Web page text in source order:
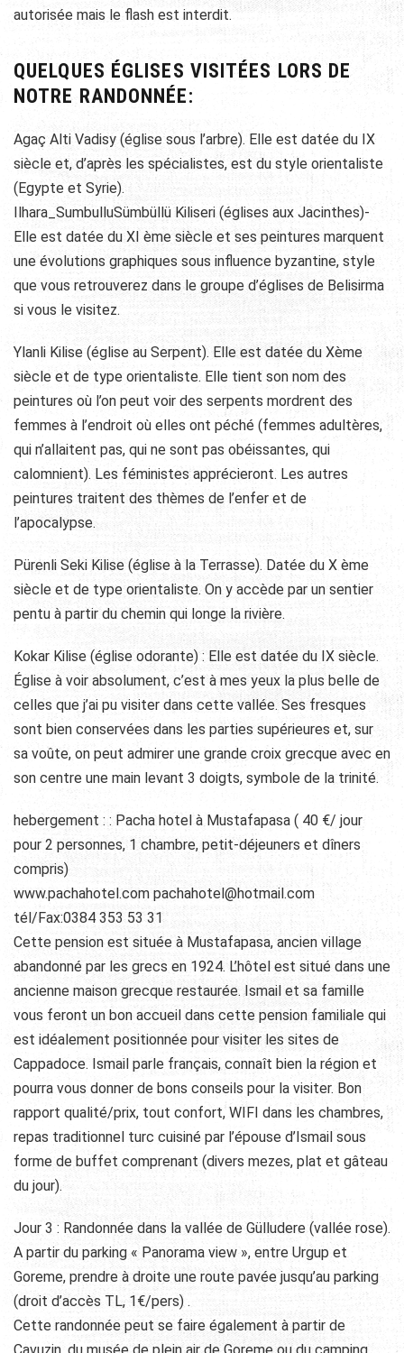
autorisée mais le flash est interdit.
QUELQUES ÉGLISES VISITÉES LORS DE
NOTRE RANDONNÉE:
Agaç Alti Vadisy (église sous l’arbre). Elle est datée du IX
siècle et, d’après les spécialistes, est du style orientaliste
(Egypte et Syrie).
Ilhara_SumbulluSümbüllü Kiliseri (églises aux Jacinthes)-
Elle est datée du XI ème siècle et ses peintures marquent
une évolutions graphiques sous influence byzantine, style
que vous retrouverez dans le groupe d’églises de Belisirma
si vous le visitez.
Ylanli Kilise (église au Serpent). Elle est datée du Xème
siècle et de type orientaliste. Elle tient son nom des
peintures où l’on peut voir des serpents mordrent des
femmes à l’endroit où elles ont péché (femmes adultères,
qui n’allaitent pas, qui ne sont pas obéissantes, qui
calomnient). Les féministes apprécieront. Les autres
peintures traitent des thèmes de l’enfer et de
l’apocalypse.
Pürenli Seki Kilise (église à la Terrasse). Datée du X ème
siècle et de type orientaliste. On y accède par un sentier
pentu à partir du chemin qui longe la rivière.
Kokar Kilise (église odorante) : Elle est datée du IX siècle.
Église à voir absolument, c’est à mes yeux la plus belle de
celles que j’ai pu visiter dans cette vallée. Ses fresques
sont bien conservées dans les parties supérieures et, sur
sa voûte, on peut admirer une grande croix grecque avec en
son centre une main levant 3 doigts, symbole de la trinité.
hebergement : : Pacha hotel à Mustafapasa ( 40 €/ jour
pour 2 personnes, 1 chambre, petit-déjeuners et dîners
compris)
www.pachahotel.com pachahotel@hotmail.com
tél/Fax:0384 353 53 31
Cette pension est située à Mustafapasa, ancien village
abandonné par les grecs en 1924. L’hôtel est situé dans une
ancienne maison grecque restaurée. Ismail et sa famille
vous feront un bon accueil dans cette pension familiale qui
est idéalement positionnée pour visiter les sites de
Cappadoce. Ismail parle français, connaît bien la région et
pourra vous donner de bons conseils pour la visiter. Bon
rapport qualité/prix, tout confort, WIFI dans les chambres,
repas traditionnel turc cuisiné par l’épouse d’Ismail sous
forme de buffet comprenant (divers mezes, plat et gâteau
du jour).
Jour 3 : Randonnée dans la vallée de Gülludere (vallée rose).
A partir du parking « Panorama view », entre Urgup et
Goreme, prendre à droite une route pavée jusqu’au parking
(droit d’accès TL, 1€/pers) .
Cette randonnée peut se faire également à partir de
Cavuzin, du musée de plein air de Goreme ou du camping